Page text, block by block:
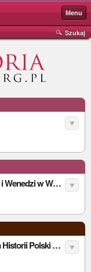
Menu
Szukaj
VI Festiwal Historyczny Wikingowie i Wenedzi w Warszawie - relacja
„Osiemnasta...” - wystawa Muzeum Historii Polski poświęcona 90. rocznicy bitwy warszawskiej - relacja